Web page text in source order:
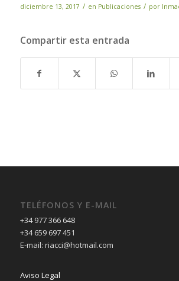
diciembre 13, 2017 / en Publicaciones / por
Compartir esta entrada
TELÉFONOS Y E-MAIL
+34 977 366 648
+34 659 697 451
E-mail: riacci@hotmail.com
Aviso Legal